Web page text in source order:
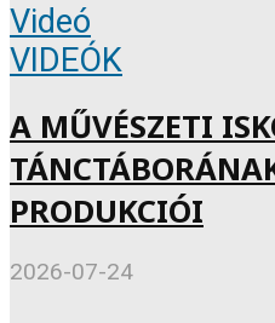
Videó
VIDEÓK
A MŰVÉSZETI
PRODUKCIÓI
2026-07-24